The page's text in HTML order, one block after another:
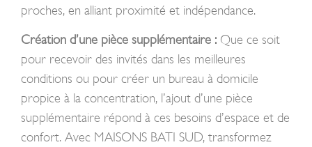
proches, en alliant proximité et indépendance.
Création d’une pièce supplémentaire : Que ce soit
pour recevoir des invités dans les meilleures
conditions ou pour créer un bureau à domicile
propice à la concentration, l’ajout d’une pièce
supplémentaire répond à ces besoins d’espace et de
confort. Avec MAISONS BATI SUD, transformez